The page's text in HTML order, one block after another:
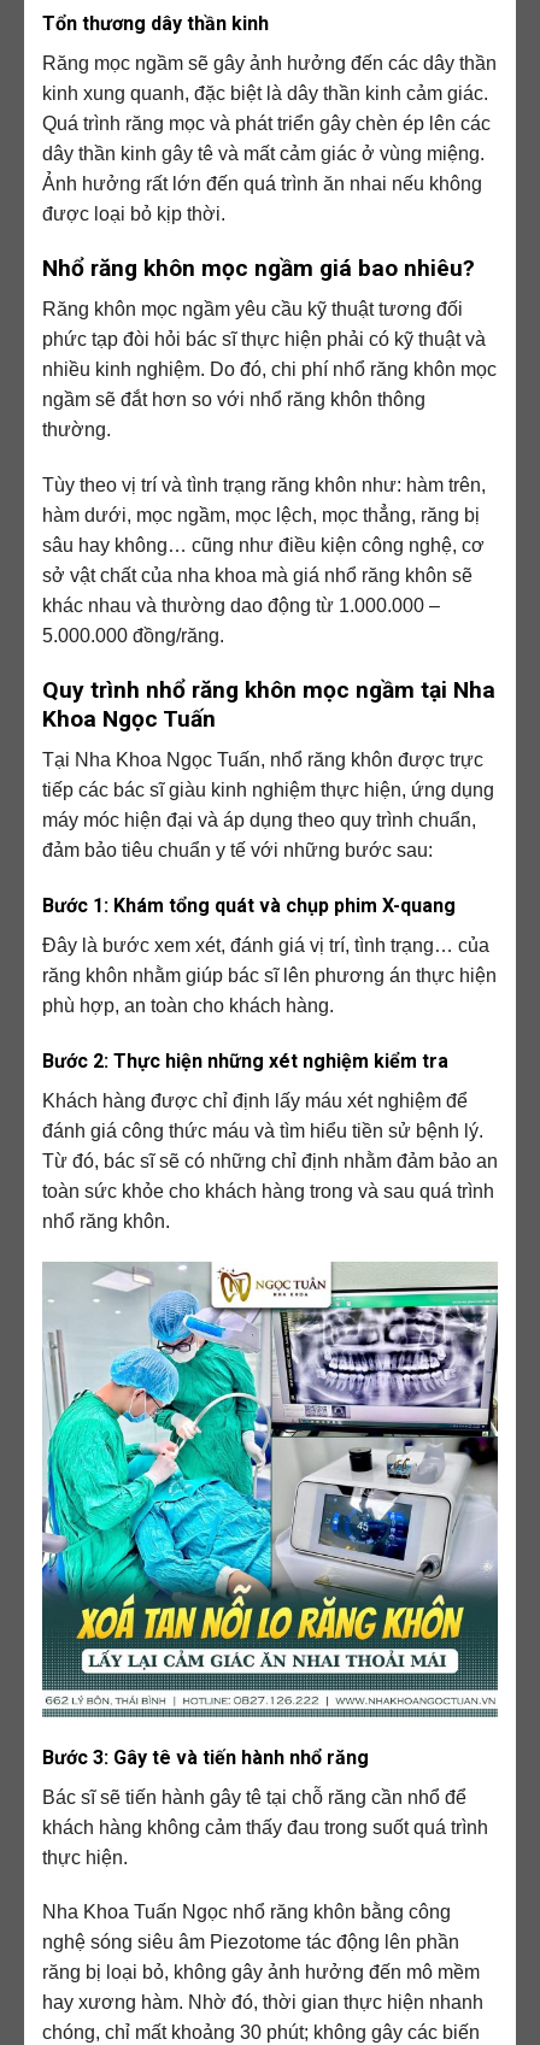
Tổn thương dây thần kinh
Răng mọc ngầm sẽ gây ảnh hưởng đến các dây thần
kinh xung quanh, đặc biệt là dây thần kinh cảm giác.
Quá trình răng mọc và phát triển gây chèn ép lên các
dây thần kinh gây tê và mất cảm giác ở vùng miệng.
Ảnh hưởng rất lớn đến quá trình ăn nhai nếu không
được loại bỏ kịp thời.
Nhổ răng khôn mọc ngầm giá bao nhiêu?
Răng khôn mọc ngầm yêu cầu kỹ thuật tương đối
phức tạp đòi hỏi bác sĩ thực hiện phải có kỹ thuật và
nhiều kinh nghiệm. Do đó, chi phí nhổ răng khôn mọc
ngầm sẽ đắt hơn so với nhổ răng khôn thông
thường.
Tùy theo vị trí và tình trạng răng khôn như: hàm trên,
hàm dưới, mọc ngầm, mọc lệch, mọc thẳng, răng bị
sâu hay không… cũng như điều kiện công nghệ, cơ
sở vật chất của nha khoa mà giá nhổ răng khôn sẽ
khác nhau và thường dao động từ 1.000.000 –
5.000.000 đồng/răng.
Quy trình nhổ răng khôn mọc ngầm tại Nha
Khoa Ngọc Tuấn
Tại Nha Khoa Ngọc Tuấn, nhổ răng khôn được trực
tiếp các bác sĩ giàu kinh nghiệm thực hiện, ứng dụng
máy móc hiện đại và áp dụng theo quy trình chuẩn,
đảm bảo tiêu chuẩn y tế với những bước sau:
Bước 1: Khám tổng quát và chụp phim X-quang
Đây là bước xem xét, đánh giá vị trí, tình trạng… của
răng khôn nhằm giúp bác sĩ lên phương án thực hiện
phù hợp, an toàn cho khách hàng.
Bước 2: Thực hiện những xét nghiệm kiểm tra
Khách hàng được chỉ định lấy máu xét nghiệm để
đánh giá công thức máu và tìm hiểu tiền sử bệnh lý.
Từ đó, bác sĩ sẽ có những chỉ định nhằm đảm bảo an
toàn sức khỏe cho khách hàng trong và sau quá trình
nhổ răng khôn.
Bước 3: Gây tê và tiến hành nhổ răng
Bác sĩ sẽ tiến hành gây tê tại chỗ răng cần nhổ để
khách hàng không cảm thấy đau trong suốt quá trình
thực hiện.
Nha Khoa Tuấn Ngọc nhổ răng khôn bằng công
nghệ sóng siêu âm Piezotome tác động lên phần
răng bị loại bỏ, không gây ảnh hưởng đến mô mềm
hay xương hàm. Nhờ đó, thời gian thực hiện nhanh
chóng, chỉ mất khoảng 30 phút; không gây các biến